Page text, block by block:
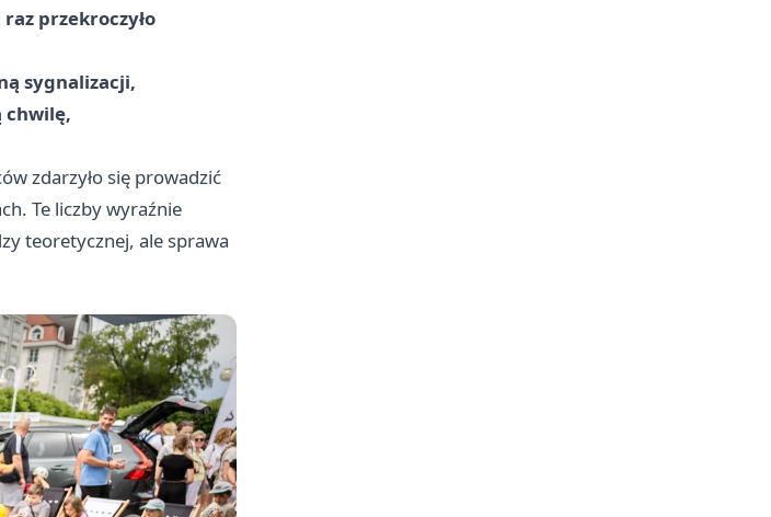
przekroczyło
sygnalizacji,
chwilę,
zdarzyło się prowadzić
Te liczby wyraźnie
teoretycznej, ale sprawa